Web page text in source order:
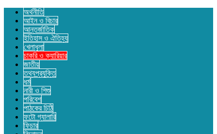
অর্থনীতি
আইন ও বিচার
আন্তর্জাতিক
ইতিহাস ও ঐতিহ্য
খেলাধুলা
চাকরি ও ক্যারিয়ার
জাতীয়
তথ্যপ্রযুক্তি
ধর্ম
নারী ও শিশু
পরিবেশ
পাঠকের চিঠি
ফটো গ্যালারি
ফিচার